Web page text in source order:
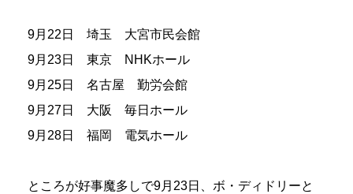
9月22日 埼玉 大宮市民会館
9月23日 東京 NHKホール
9月25日 名古屋 勤労会館
9月27日 大阪 毎日ホール
9月28日 福岡 電気ホール
ところが好事魔多しで9月23日、ボ・ディドリーと